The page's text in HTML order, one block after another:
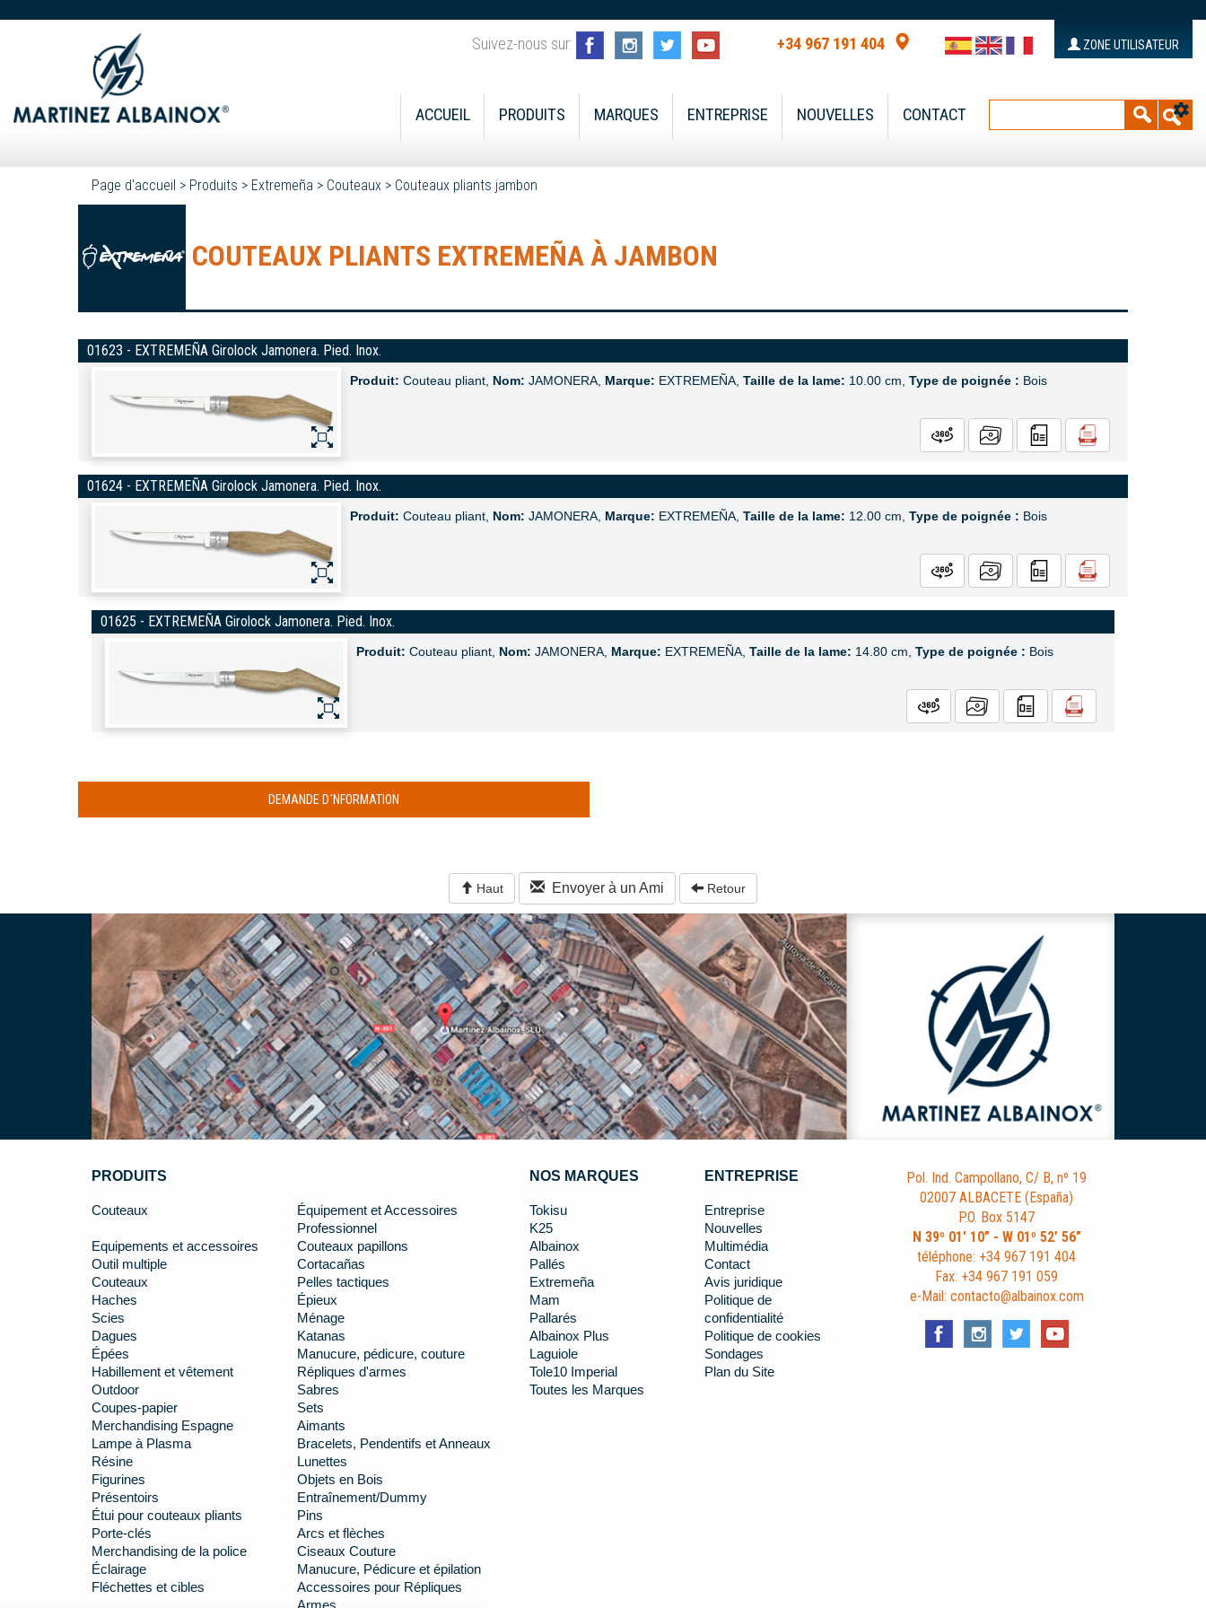
Suivez-nous sur: +34 967 191 404 ZONE UTILISATEUR
ACCUEIL PRODUITS MARQUES ENTREPRISE NOUVELLES CONTACT
Page d'accueil > Produits > Extremeña > Couteaux > Couteaux pliants jambon
COUTEAUX PLIANTS EXTREMEÑA À JAMBON
01623 - EXTREMEÑA Girolock Jamonera. Pied. Inox.
Produit: Couteau pliant, Nom: JAMONERA, Marque: EXTREMEÑA, Taille de la lame: 10.00 cm, Type de poignée : Bois
01624 - EXTREMEÑA Girolock Jamonera. Pied. Inox.
Produit: Couteau pliant, Nom: JAMONERA, Marque: EXTREMEÑA, Taille de la lame: 12.00 cm, Type de poignée : Bois
01625 - EXTREMEÑA Girolock Jamonera. Pied. Inox.
Produit: Couteau pliant, Nom: JAMONERA, Marque: EXTREMEÑA, Taille de la lame: 14.80 cm, Type de poignée : Bois
DEMANDE D´NFORMATION
Haut Envoyer à un Ami Retour
PRODUITS
Couteaux
Équipement et Accessoires
Professionnel
Equipements et accessoires
Couteaux papillons
Outil multiple
Cortacañas
Couteaux
Pelles tactiques
Haches
Épieux
Scies
Ménage
Dagues
Katanas
Épées
Manucure, pédicure, couture
Habillement et vêtement
Répliques d'armes
Outdoor
Sabres
Coupes-papier
Sets
Merchandising Espagne
Aimants
Lampe à Plasma
Bracelets, Pendentifs et Anneaux
Résine
Lunettes
Figurines
Objets en Bois
Présentoirs
Entraînement/Dummy
Étui pour couteaux pliants
Pins
Porte-clés
Arcs et flèches
Merchandising de la police
Ciseaux Couture
Éclairage
Manucure, Pédicure et épilation
Fléchettes et cibles
Accessoires pour Répliques
NOS MARQUES
Tokisu
K25
Albainox
Pallés
Extremeña
Mam
Pallarés
Albainox Plus
Laguiole
Tole10 Imperial
Toutes les Marques
ENTREPRISE
Entreprise
Nouvelles
Multimédia
Contact
Avis juridique
Politique de
confidentialité
Politique de cookies
Sondages
Plan du Site
Pol. Ind. Campollano, C/ B, nº 19
02007 ALBACETE (España)
P.O. Box 5147
N 39º 01’ 10” - W 01º 52’ 56”
téléphone: +34 967 191 404
Fax: +34 967 191 059
e-Mail: contacto@albainox.com